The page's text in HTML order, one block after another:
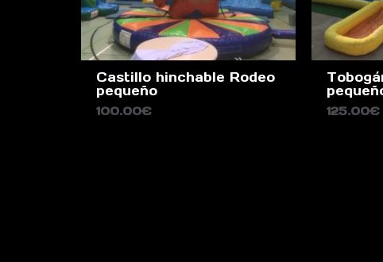
Castillo hinchable Rodeo
pequeño
100.00€ 125.00€